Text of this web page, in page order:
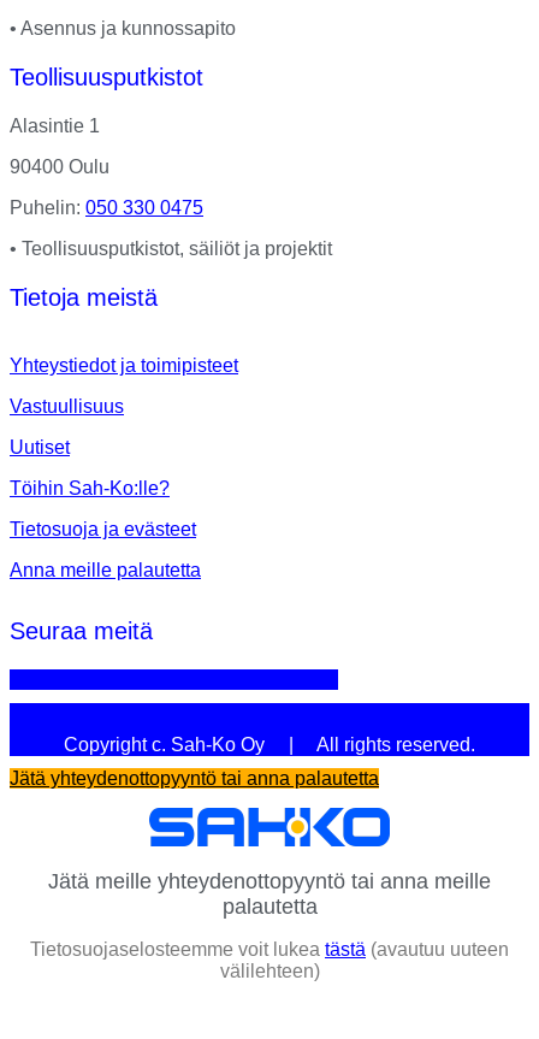
• Asennus ja kunnossapito
Teollisuusputkistot
Alasintie 1
90400 Oulu
Puhelin: 050 330 0475
• Teollisuusputkistot, säiliöt ja projektit
Tietoja meistä
Yhteystiedot ja toimipisteet
Vastuullisuus
Uutiset
Töihin Sah-Ko:lle?
Tietosuoja ja evästeet
Anna meille palautetta
Seuraa meitä
Copyright c. Sah-Ko Oy | All rights reserved.
Jätä yhteydenottopyyntö tai anna palautetta
Jätä meille yhteydenottopyyntö tai anna meille
palautetta
Tietosuojaselosteemme voit lukea tästä (avautuu uuteen
välilehteen)